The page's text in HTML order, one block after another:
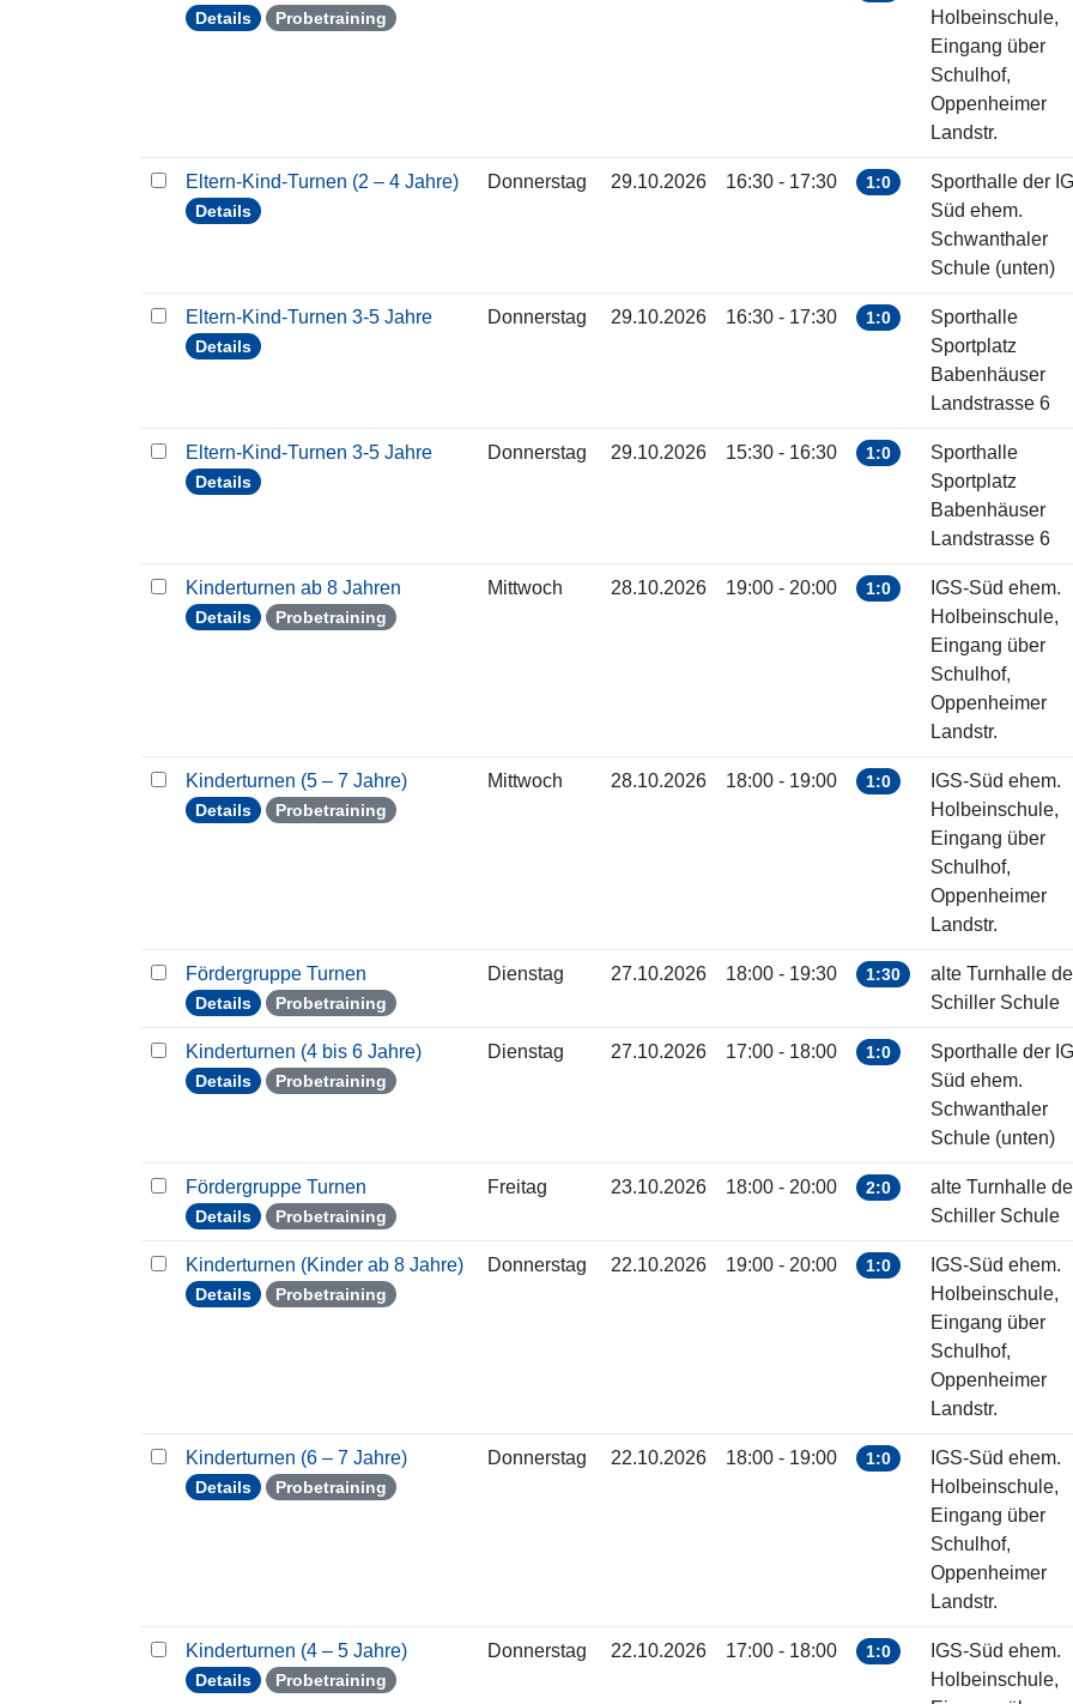
Details Probetraining
Holbeinschule,
Eingang über
Schulhof,
Oppenheimer
Landstr.
Eltern-Kind-Turnen (2 – 4 Jahre)
Details
Donnerstag 29.10.2026 16:30 - 17:30 1:0
Sporthalle der
Süd ehem.
Schwanthaler
Schule (unten)
Eltern-Kind-Turnen 3-5 Jahre
Details
Donnerstag 29.10.2026 16:30 - 17:30 1:0
Sporthalle
Sportplatz
Babenhäuser
Landstrasse 6
Eltern-Kind-Turnen 3-5 Jahre
Details
Donnerstag 29.10.2026 15:30 - 16:30 1:0
Sporthalle
Sportplatz
Babenhäuser
Landstrasse 6
Kinderturnen ab 8 Jahren
Details Probetraining
Mittwoch 28.10.2026 19:00 - 20:00 1:0
IGS-Süd ehem.
Holbeinschule,
Eingang über
Schulhof,
Oppenheimer
Landstr.
Kinderturnen (5 – 7 Jahre)
Details Probetraining
Mittwoch 28.10.2026 18:00 - 19:00 1:0
IGS-Süd ehem.
Holbeinschule,
Eingang über
Schulhof,
Oppenheimer
Landstr.
Fördergruppe Turnen
Details Probetraining
Dienstag 27.10.2026 18:00 - 19:30 1:30
alte Turnhalle
Schiller Schule
Kinderturnen (4 bis 6 Jahre)
Details Probetraining
Dienstag 27.10.2026 17:00 - 18:00 1:0
Sporthalle der
Süd ehem.
Schwanthaler
Schule (unten)
Fördergruppe Turnen
Details Probetraining
Freitag 23.10.2026 18:00 - 20:00 2:0
alte Turnhalle
Schiller Schule
Kinderturnen (Kinder ab 8 Jahre)
Details Probetraining
Donnerstag 22.10.2026 19:00 - 20:00 1:0
IGS-Süd ehem.
Holbeinschule,
Eingang über
Schulhof,
Oppenheimer
Landstr.
Kinderturnen (6 – 7 Jahre)
Details Probetraining
Donnerstag 22.10.2026 18:00 - 19:00 1:0
IGS-Süd ehem.
Holbeinschule,
Eingang über
Schulhof,
Oppenheimer
Landstr.
Kinderturnen (4 – 5 Jahre)
Details Probetraining
Donnerstag 22.10.2026 17:00 - 18:00 1:0
IGS-Süd ehem.
Holbeinschule,